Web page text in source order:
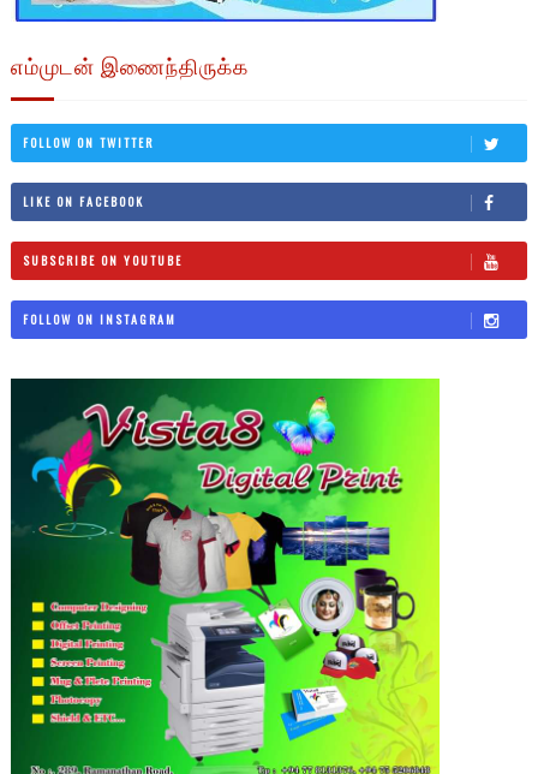
எம்முடன் இணைந்திருக்க
FOLLOW ON TWITTER
LIKE ON FACEBOOK
SUBSCRIBE ON YOUTUBE
FOLLOW ON INSTAGRAM